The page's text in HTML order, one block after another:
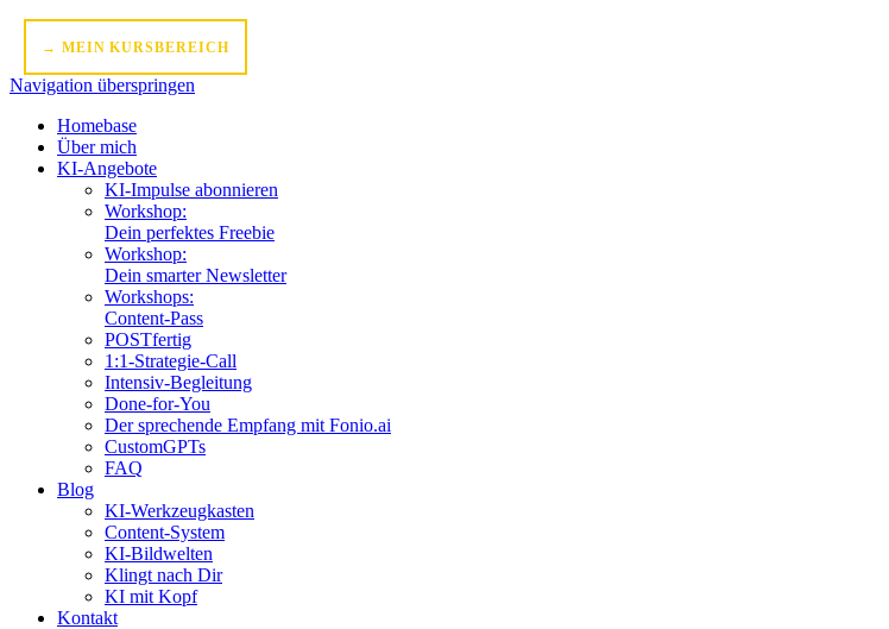
→ MEIN KURSBEREICH
Navigation überspringen
Homebase
Über mich
KI-Angebote
KI-Impulse abonnieren
Workshop:
Dein perfektes Freebie
Workshop:
Dein smarter Newsletter
Workshops:
Content-Pass
POSTfertig
1:1-Strategie-Call
Intensiv-Begleitung
Done-for-You
Der sprechende Empfang mit Fonio.ai
CustomGPTs
FAQ
Blog
KI-Werkzeugkasten
Content-System
KI-Bildwelten
Klingt nach Dir
KI mit Kopf
Kontakt